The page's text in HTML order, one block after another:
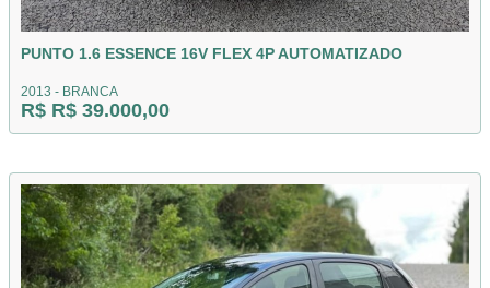
PUNTO 1.6 ESSENCE 16V FLEX 4P AUTOMATIZADO
2013 - BRANCA
R$ R$ 39.000,00